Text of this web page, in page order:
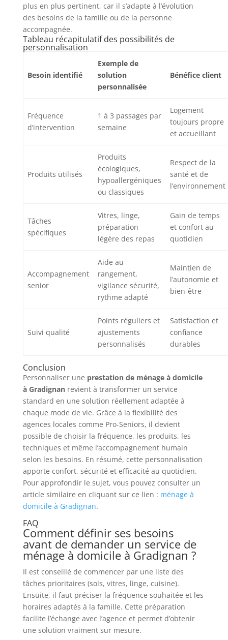
plus en plus pertinent, car il s’adapte à l’évolution
des besoins de la famille ou de la personne
accompagnée.
Tableau récapitulatif des possibilités de
personnalisation
Besoin identifié
Exemple de
solution
personnalisée
Bénéfice client
Fréquence
d’intervention
1 à 3 passages par
semaine
Logement
toujours propre
et accueillant
Produits utilisés
Produits
écologiques,
hypoallergéniques
ou classiques
Respect de la
santé et de
l’environnement
Tâches
spécifiques
Vitres, linge,
préparation
légère des repas
Gain de temps
et confort au
quotidien
Accompagnement
senior
Aide au
rangement,
vigilance sécurité,
rythme adapté
Maintien de
l’autonomie et
bien-être
Suivi qualité
Points réguliers et
ajustements
personnalisés
Satisfaction et
confiance
durables
Conclusion
Personnaliser une prestation de ménage à domicile
à Gradignanrevient à transformer un service
standard en une solution réellement adaptée à
chaque mode de vie. Grâce à la flexibilité des
agences locales comme Pro-Seniors, il devient
possible de choisir la fréquence, les produits, les
techniques et même l’accompagnement humain
selon les besoins. En résumé, cette personnalisation
apporte confort, sécurité et efficacité au quotidien.
Pour approfondir le sujet, vous pouvez consulter un
article similaire en cliquant sur ce lien : ménage à
domicile à Gradignan.
FAQ
Comment définir ses besoins
avant de demander un service de
ménage à domicile à Gradignan ?
Il est conseillé de commencer par une liste des
tâches prioritaires (sols, vitres, linge, cuisine).
Ensuite, il faut préciser la fréquence souhaitée et les
horaires adaptés à la famille. Cette préparation
facilite l’échange avec l’agence et permet d’obtenir
une solution vraiment sur mesure.